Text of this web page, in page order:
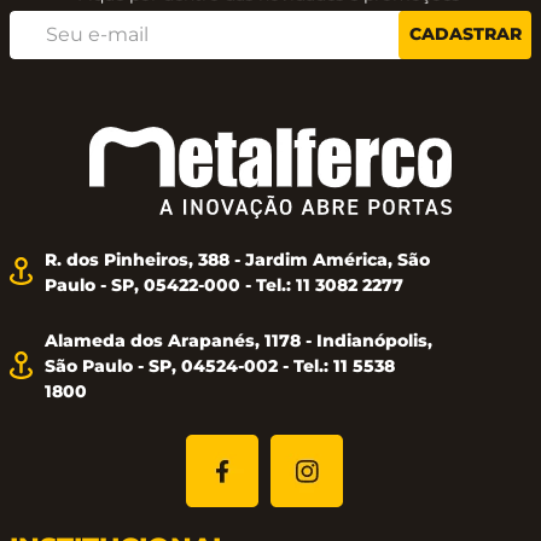
Funcionalidades:
possibilidade de mais de 205 trilhões de
combinações.
Função senha falsa
Senha de reset
Travamento automático após o fechamento do
Aviso de bateria fraca para garantir o funcionamento
CADASTRAR
R. dos Pinheiros, 388 - Jardim América, São
Paulo - SP, 05422-000 - Tel.: 11 3082 2277
Alameda dos Arapanés, 1178 - Indianópolis,
São Paulo - SP, 04524-002 - Tel.: 11 5538
1800